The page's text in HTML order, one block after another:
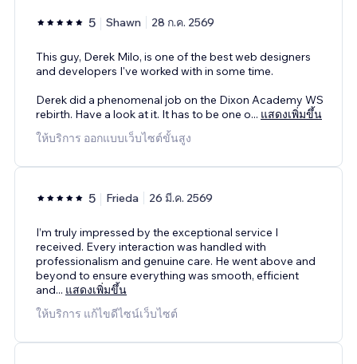
5 Shawn 28 ก.ค. 2569
This guy, Derek Milo, is one of the best web designers
and developers I've worked with in some time.
Derek did a phenomenal job on the Dixon Academy WS
rebirth. Have a look at it. It has to be one o... แสดงเพิ่มขึ้น
ให้บริการ ออกแบบเว็บไซต์ขั้นสูง
5 Frieda 26 มี.ค. 2569
I’m truly impressed by the exceptional service I
received. Every interaction was handled with
professionalism and genuine care. He went above and
beyond to ensure everything was smooth, efficient
and... แสดงเพิ่มขึ้น
ให้บริการ แก้ไขดีไซน์เว็บไซต์